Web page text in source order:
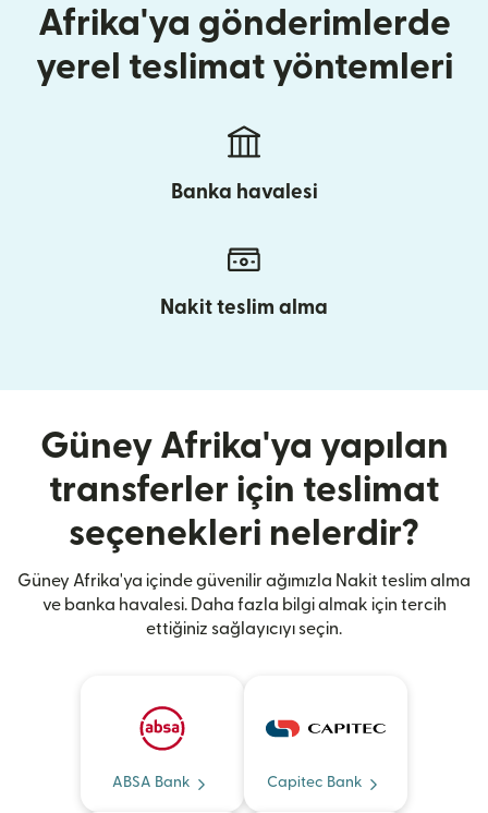
Afrika'ya gönderimlerde
yerel teslimat yöntemleri
Banka havalesi
Nakit teslim alma
Güney Afrika'ya yapılan
transferler için teslimat
seçenekleri nelerdir?
Güney Afrika'ya içinde güvenilir ağımızla Nakit teslim alma
ve banka havalesi. Daha fazla bilgi almak için tercih
ettiğiniz sağlayıcıyı seçin.
ABSA Bank Capitec Bank